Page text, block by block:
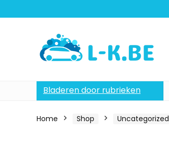
Bladeren door rubrieken
Home Shop Uncategorized